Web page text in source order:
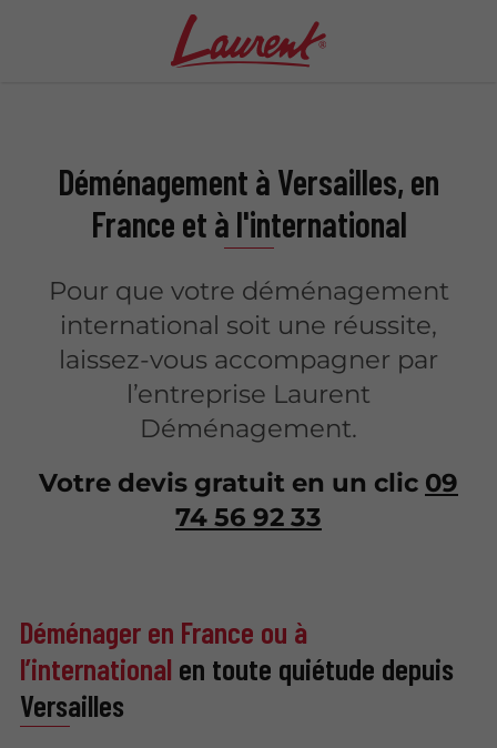
Déménagement à Versailles, en
France et à l'international
Pour que votre déménagement
international soit une réussite,
laissez-vous accompagner par
l’entreprise Laurent
Déménagement.
Votre devis gratuit en un clic 09
74 56 92 33
Déménager en France ou à
l’international en toute quiétude depuis
Versailles